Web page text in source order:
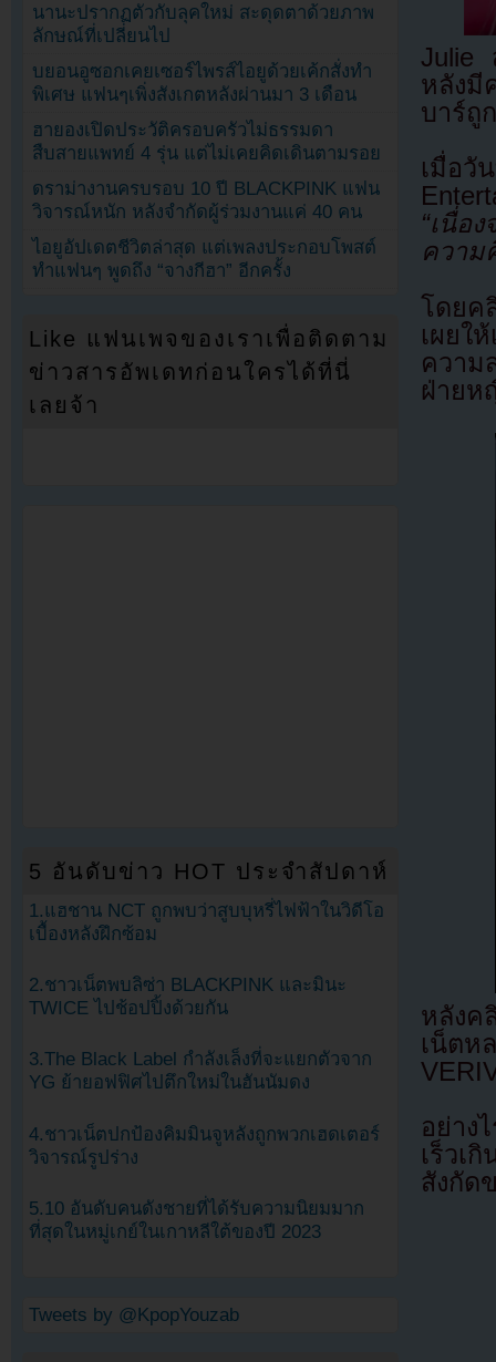
Julie
หลังมี
บาร์ถู
เมื่อ
“เนื่อ
ความ
โดยค
เผยใ
ควา
ฝ่ายห
หลังค
เน็ต
อย่าง
เร็วเ
สังกัด
นานะปรากฏตัวกับลุคใหม่ สะดุดตาด้วยภาพ
ลักษณ์ที่เปลี่ยนไป
บยอนอูซอกเคยเซอร์ไพรส์ไอยูด้วยเค้กสั่งทำ
พิเศษ แฟนๆเพิ่งสังเกตหลังผ่านมา 3 เดือน
ฮายองเปิดประวัติครอบครัวไม่ธรรมดา
สืบสายแพทย์ 4 รุ่น แต่ไม่เคยคิดเดินตามรอย
ดราม่างานครบรอบ 10 ปี BLACKPINK แฟน
วิจารณ์หนัก หลังจำกัดผู้ร่วมงานแค่ 40 คน
ไอยูอัปเดตชีวิตล่าสุด แต่เพลงประกอบโพสต์
ทำแฟนๆ พูดถึง “จางกีฮา” อีกครั้ง
Like แฟนเพจของเราเพื่อติดตาม
ข่าวสารอัพเดทก่อนใครได้ที่นี่
เลยจ้า
5 อันดับข่าว HOT ประจำสัปดาห์
1.แฮชาน NCT ถูกพบว่าสูบบุหรี่ไฟฟ้าในวิดีโอ
เบื้องหลังฝึกซ้อม
2.ชาวเน็ตพบลิซ่า BLACKPINK และมินะ
TWICE ไปช้อปปิ้งด้วยกัน
3.The Black Label กำลังเล็งที่จะแยกตัวจาก
YG ย้ายอฟฟิศไปตึกใหม่ในฮันนัมดง
4.ชาวเน็ตปกป้องคิมมินจูหลังถูกพวกเฮดเตอร์
วิจารณ์รูปร่าง
5.10 อันดับคนดังชายที่ได้รับความนิยมมาก
ที่สุดในหมู่เกย์ในเกาหลีใต้ของปี 2023
Tweets by @KpopYouzab